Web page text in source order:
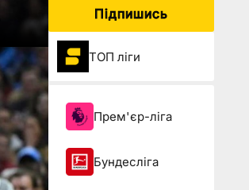
Підпишись
ТОП ліги
Прем'єр-ліга
Бундесліга